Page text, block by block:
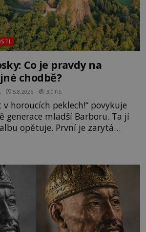
Co je pravdy na
chodbě?
5.8.2026 3.0TIS
v horoucích peklech!“ povykuje
generace mladší Barboru. Ta jí
opětuje. První je zarytá
kališnice. A každá z
z věží slavného hradu
boje. Za manželku má